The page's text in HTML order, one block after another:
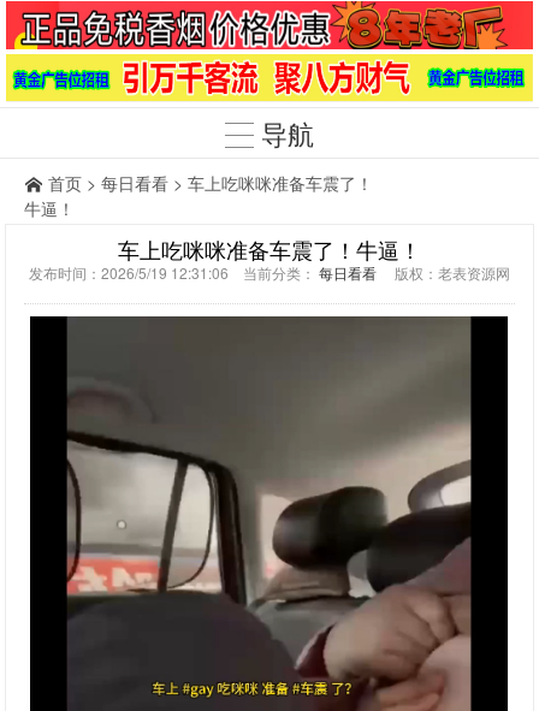
导航
首页 > 每日看看 > 车上吃咪咪准备车震了！
牛逼！
车上吃咪咪准备车震了！牛逼！
发布时间：2026/5/19 12:31:06 当前分类： 每日看看 版权：老表资源网